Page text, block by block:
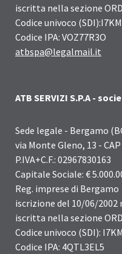
iscritta nella sezione
Codice univoco
Codice IPA: VOZ77R3O
atbspa@legalmail.it
ATB SERVIZI S.P.A -
Sede legale - Bergamo
via Monte Gleno, 13 - CAP
P.IVA+C.F.: 02967830163
Capitale Sociale: €
Reg. imprese di Bergamo
iscrizione del 10/06/2002
iscritta nella sezione
Codice univoco (SDI):
Codice IPA: 4QTL3EL5